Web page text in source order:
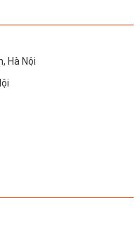
Hà Nội